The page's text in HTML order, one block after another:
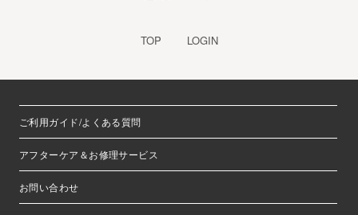
TOP LOGIN
ご利用ガイド/よくある質問
アフターケア＆お修理サービス
お問い合わせ